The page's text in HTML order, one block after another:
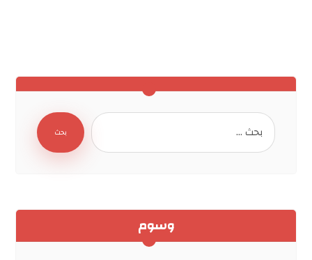
بحث
وسوم